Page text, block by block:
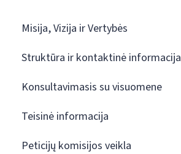
Misija, Vizija ir Vertybės
Struktūra ir kontaktinė informacija
Konsultavimasis su visuomene
Teisinė informacija
Peticijų komisijos veikla